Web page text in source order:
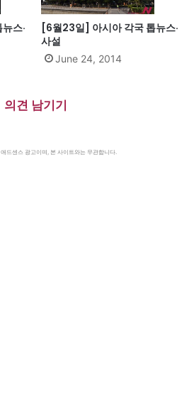
스·
[6월23일] 아시아 각국 톱뉴스·
사설
June 24, 2014
의견 남기기
드센스 광고이며, 본 사이트와는 무관합니다.